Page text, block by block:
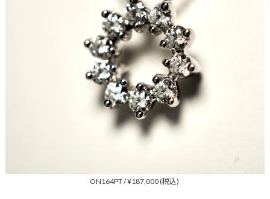
ON164PT / ¥187,000 (税込)